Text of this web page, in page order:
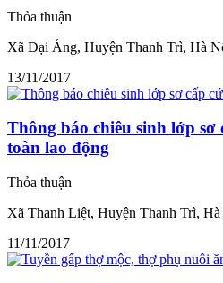
Thỏa thuận
Xã Đại Áng, Huyện Thanh Trì, Hà
13/11/2017
Thông báo chiêu sinh lớp sơ
toàn lao động
Thỏa thuận
Xã Thanh Liệt, Huyện Thanh Trì,
11/11/2017